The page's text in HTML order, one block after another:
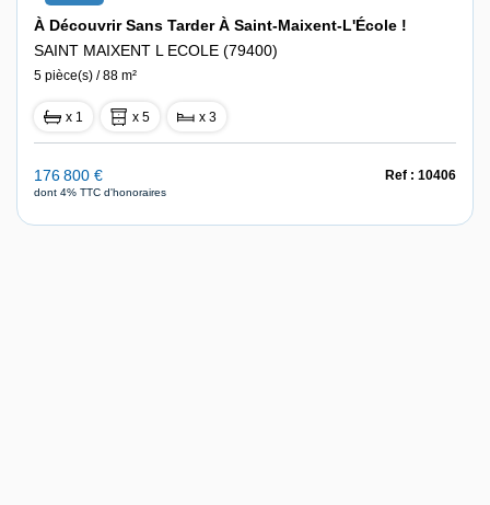
À Découvrir Sans Tarder À Saint-Maixent-L'École !
SAINT MAIXENT L ECOLE (79400)
5 pièce(s) / 88 m²
x 1 x 5 x 3
176 800 €
dont 4% TTC d'honoraires
Ref : 10406